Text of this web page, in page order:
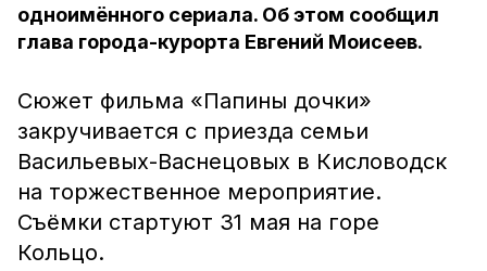
одноимённого сериала. Об этом сообщил
глава города-курорта Евгений Моисеев.
Сюжет фильма «Папины дочки»
закручивается с приезда семьи
Васильевых-Васнецовых в Кисловодск
на торжественное мероприятие.
Съёмки стартуют 31 мая на горе
Кольцо.